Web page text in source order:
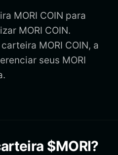
MORI COIN para
MORI COIN.
MORI COIN, a
seus MORI
$MORI?